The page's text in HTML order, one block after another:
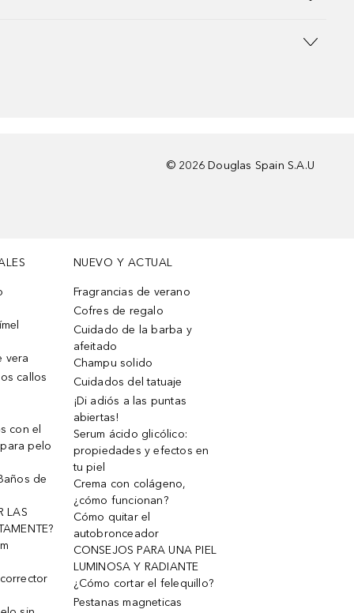
© 2026 Douglas Spain S.A.U
vera
callos
con el
pelo
de
LAS
NUEVO Y ACTUAL
Fragrancias de verano
Cofres de regalo
Cuidado de la barba y
afeitado
Champu solido
Cuidados del tatuaje
¡Di adiós a las puntas
abiertas!
Serum ácido glicólico:
propiedades y efectos en
tu piel
Crema con colágeno,
¿cómo funcionan?
Cómo quitar el
autobronceador
CONSEJOS PARA UNA PIEL
LUMINOSA Y RADIANTE
¿Cómo cortar el felequillo?
Pestanas magneticas